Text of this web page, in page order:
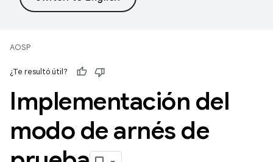
AOSP
¿Te resultó útil?
Implementación del
modo de arnés de